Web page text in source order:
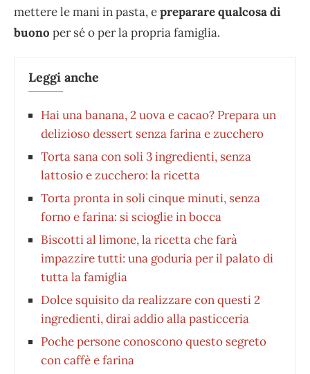
mettere le mani in pasta, epreparare qualcosa di
buono per sé o per la propria famiglia.
Leggi anche
Hai una banana, 2 uova e cacao? Prepara un
delizioso dessert senza farina e zucchero
Torta sana con soli 3 ingredienti, senza
lattosio e zucchero: la ricetta
Torta pronta in soli cinque minuti, senza
forno e farina: si scioglie in bocca
Biscotti al limone, la ricetta che farà
impazzire tutti: una goduria per il palato di
tutta la famiglia
Dolce squisito da realizzare con questi 2
ingredienti, dirai addio alla pasticceria
Poche persone conoscono questo segreto
con caffè e farina